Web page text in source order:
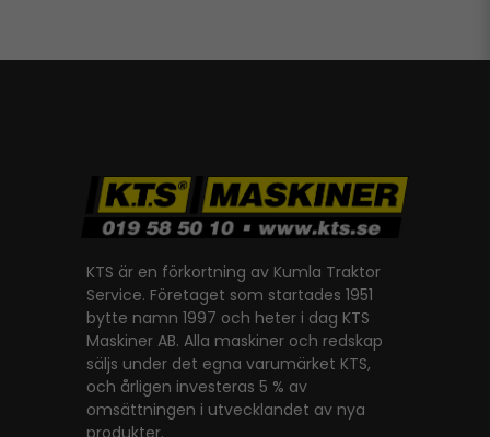
KTS är en förkortning av Kumla Traktor
Service. Företaget som startades 1951
bytte namn 1997 och heter i dag KTS
Maskiner AB. Alla maskiner och redskap
säljs under det egna varumärket KTS,
och årligen investeras 5 % av
omsättningen i utvecklandet av nya